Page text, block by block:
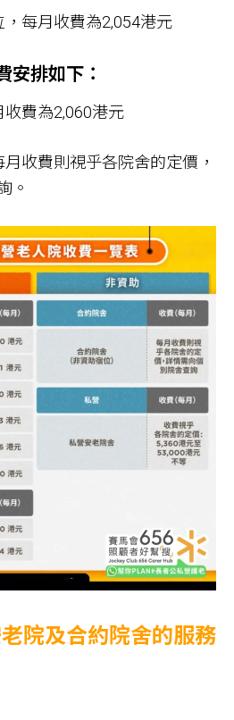
，每月收費為2,054港元
安排如下：
收費為2,060港元
月收費則視乎各院舍的定價，
。
院及合約院舍的服務